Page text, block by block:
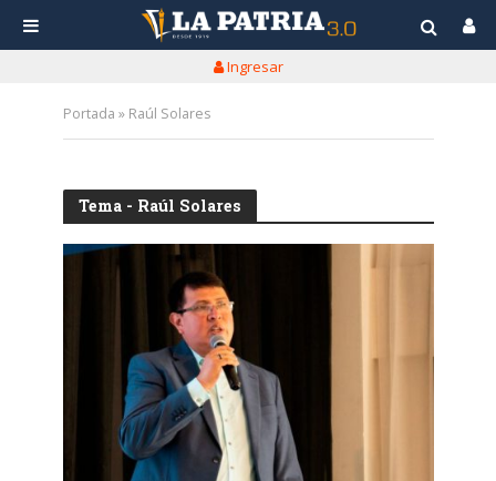
Ingresar
Portada » Raúl Solares
Tema - Raúl Solares